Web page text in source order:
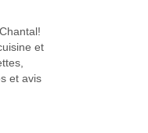
et
et avis